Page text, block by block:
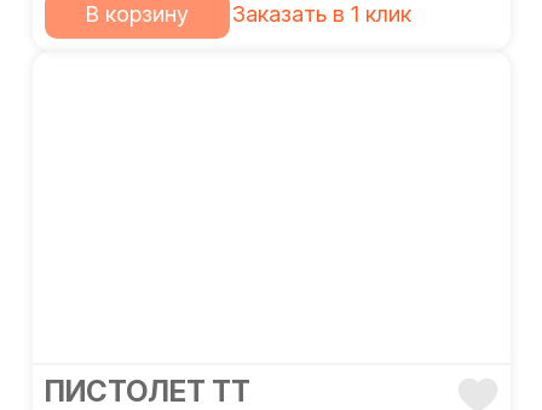
В корзину Заказать в 1 клик
ПИСТОЛЕТ ТТ